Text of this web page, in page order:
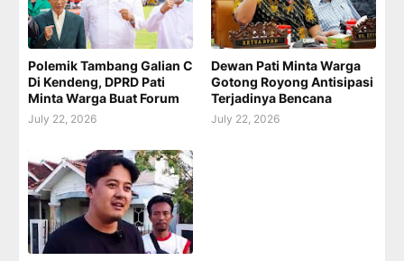
Polemik Tambang Galian C
Di Kendeng, DPRD Pati
Minta Warga Buat Forum
July 22, 2026
Dewan Pati Minta Warga
Gotong Royong Antisipasi
Terjadinya Bencana
July 22, 2026